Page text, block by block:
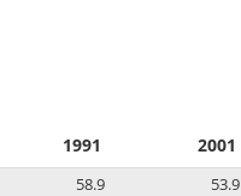
1991 2001
58.9 53.9